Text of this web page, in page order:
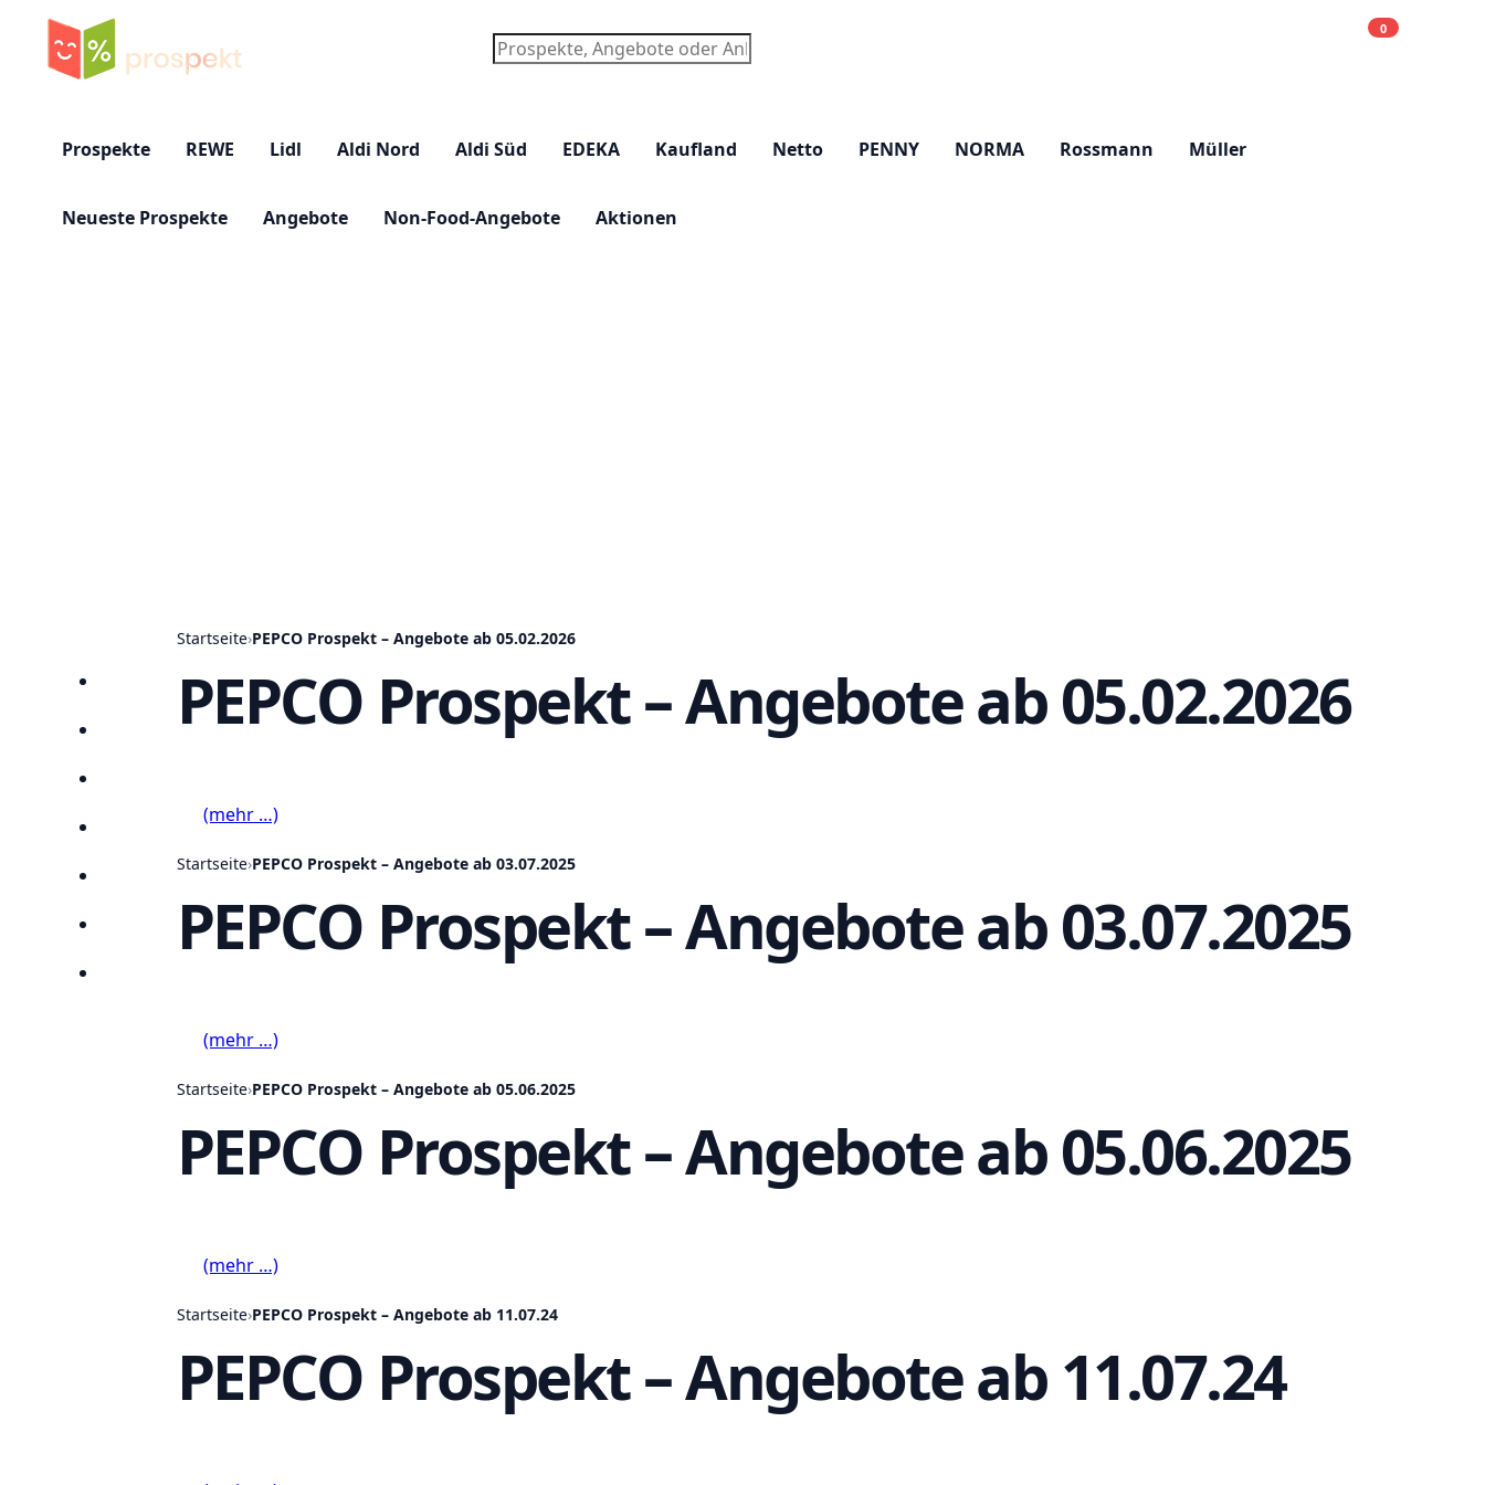
Suchen
0
Prospekte REWE Lidl Aldi Nord Aldi Süd EDEKA Kaufland Netto PENNY NORMA Rossmann Müller
Neueste Prospekte Angebote Non-Food-Angebote Aktionen
Startseite
Lieblingsprospekte
Startseite›PEPCO Prospekt – Angebote ab 05.02.2026
PEPCO Prospekt – Angebote ab 05.02.2026
(mehr …)
Startseite›PEPCO Prospekt – Angebote ab 03.07.2025
PEPCO Prospekt – Angebote ab 03.07.2025
(mehr …)
Startseite›PEPCO Prospekt – Angebote ab 05.06.2025
PEPCO Prospekt – Angebote ab 05.06.2025
(mehr …)
Startseite›PEPCO Prospekt – Angebote ab 11.07.24
PEPCO Prospekt – Angebote ab 11.07.24